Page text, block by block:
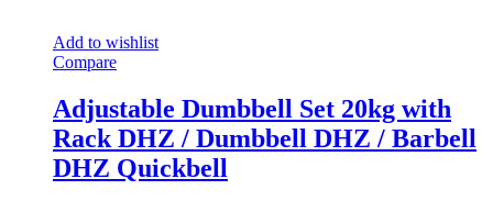
Add to wishlist
Compare
Adjustable Dumbbell Set 20kg with
Rack DHZ / Dumbbell DHZ / Barbell
DHZ Quickbell